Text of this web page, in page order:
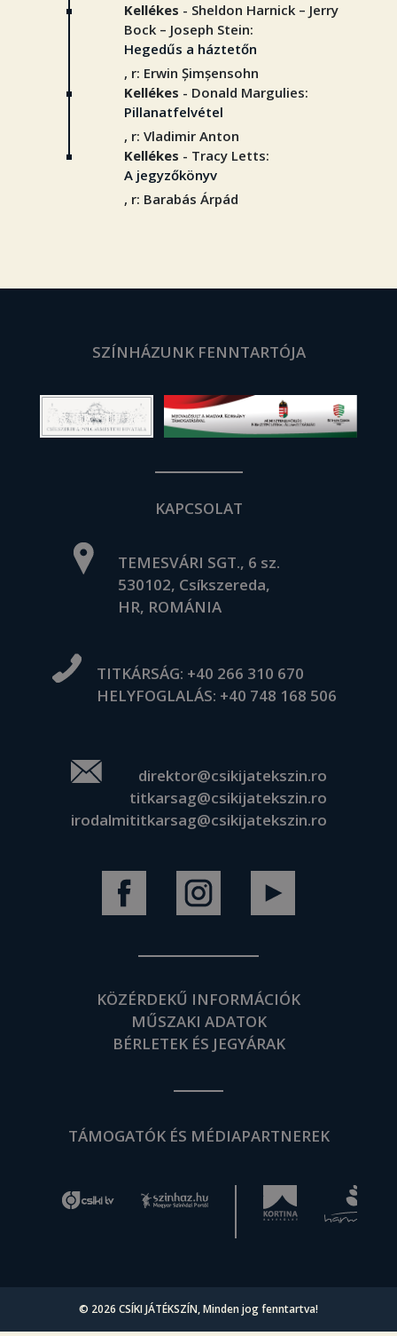
Kellékes - Sheldon Harnick – Jerry
Bock – Joseph Stein:
Hegedűs a háztetőn
, r: Erwin Șimșensohn
Kellékes - Donald Margulies:
Pillanatfelvétel
, r: Vladimir Anton
Kellékes - Tracy Letts:
A jegyzőkönyv
, r: Barabás Árpád
SZÍNHÁZUNK FENNTARTÓJA
KAPCSOLAT
TEMESVÁRI SGT., 6 sz.
530102, Csíkszereda,
HR, ROMÁNIA
TITKÁRSÁG: +40 266 310 670
HELYFOGLALÁS: +40 748 168 506
direktor@csikijatekszin.ro
titkarsag@csikijatekszin.ro
irodalmititkarsag@csikijatekszin.ro
KÖZÉRDEKŰ INFORMÁCIÓK
MŰSZAKI ADATOK
BÉRLETEK ÉS JEGYÁRAK
TÁMOGATÓK ÉS MÉDIAPARTNEREK
© 2026 CSÍKI JÁTÉKSZÍN, Minden jog fenntartva!